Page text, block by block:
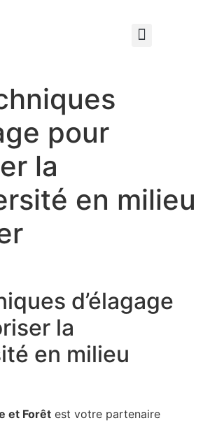
pour
la
en milieu
d’élagage
la
en milieu
et Forêt est votre partenaire